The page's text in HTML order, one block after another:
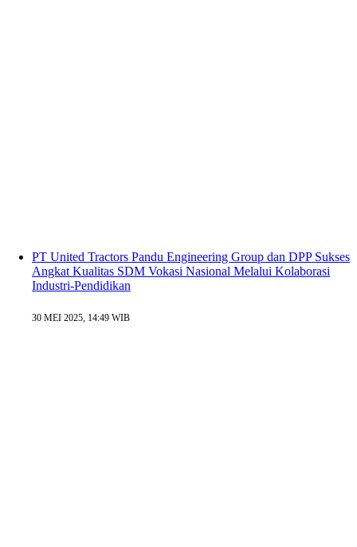
PT United Tractors Pandu Engineering Group dan DPP Sukses
Angkat Kualitas SDM Vokasi Nasional Melalui Kolaborasi
Industri-Pendidikan
30 MEI 2025, 14:49 WIB